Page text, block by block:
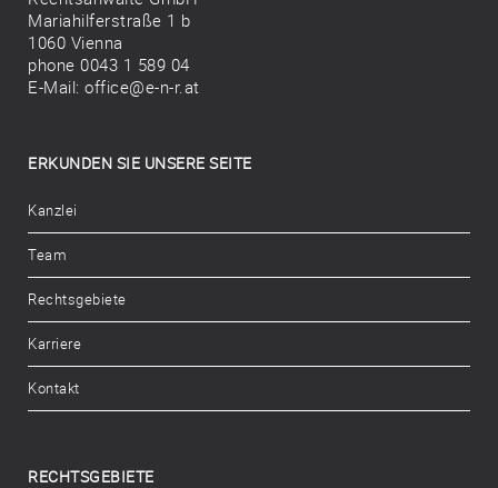
Mariahilferstraße 1 b
1060 Vienna
phone 0043 1 589 04
E-Mail: office@e-n-r.at
ERKUNDEN SIE UNSERE SEITE
Kanzlei
Team
Rechtsgebiete
Karriere
Kontakt
RECHTSGEBIETE